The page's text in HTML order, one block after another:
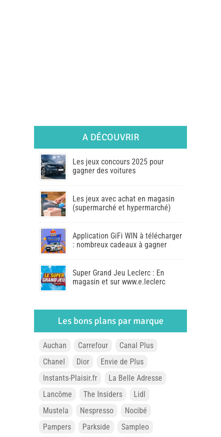
A DÉCOUVRIR
Les jeux concours 2025 pour
gagner des voitures
Les jeux avec achat en magasin
(supermarché et hypermarché)
Application GiFi WIN à télécharger
: nombreux cadeaux à gagner
Super Grand Jeu Leclerc : En
magasin et sur www.e.leclerc
Les bons plans par marque
Auchan Carrefour
Canal Plus
Chanel
Dior
Envie de Plus
Instants-Plaisir.fr
La Belle Adresse
Lancôme
The Insiders
Lidl
Mustela
Nespresso
Nocibé
Pampers
Parkside Sampleo